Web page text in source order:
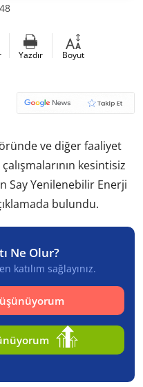
Yazdır Boyut
ve diğer faaliyet
kesintisiz
Yenilenebilir Enerji
bulundu.
Ne Olur?
katılım sağlayınız.